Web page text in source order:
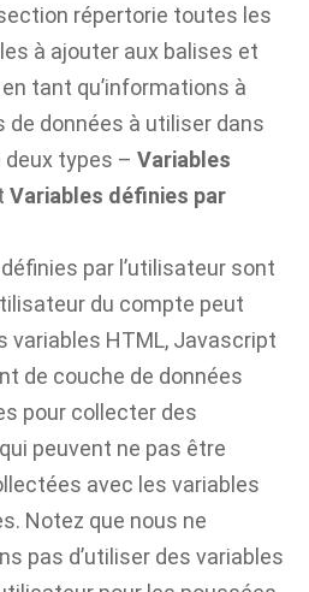
répertorie toutes les
à ajouter aux balises et
tant qu’informations à
de données à utiliser dans
deux types – Variables
Variables définies par
par l’utilisateur sont
du compte peut
variables HTML, Javascript
de couche de données
pour collecter des
peuvent ne pas être
avec les variables
Notez que nous ne
pas d’utiliser des variables